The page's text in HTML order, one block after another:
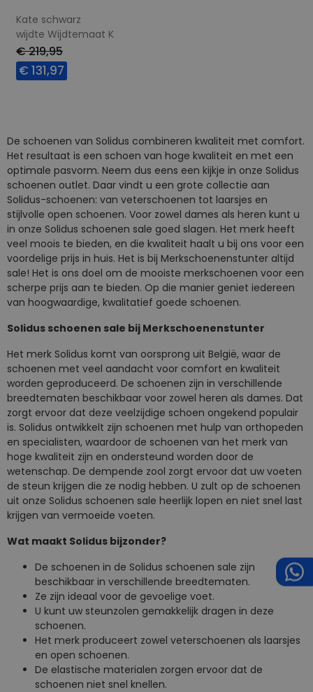
Kate schwarz
wijdte Wijdtemaat K
€ 219,95
€ 131,97
De schoenen van Solidus combineren kwaliteit met comfort.
Het resultaat is een schoen van hoge kwaliteit en met een
optimale pasvorm. Neem dus eens een kijkje in onze Solidus
schoenen outlet. Daar vindt u een grote collectie aan
Solidus-schoenen: van veterschoenen tot laarsjes en
stijlvolle open schoenen. Voor zowel dames als heren kunt u
in onze Solidus schoenen sale goed slagen. Het merk heeft
veel moois te bieden, en die kwaliteit haalt u bij ons voor een
voordelige prijs in huis. Het is bij Merkschoenenstunter altijd
sale! Het is ons doel om de mooiste merkschoenen voor een
scherpe prijs aan te bieden. Op die manier geniet iedereen
van hoogwaardige, kwalitatief goede schoenen.
Solidus schoenen sale bij Merkschoenenstunter
Het merk Solidus komt van oorsprong uit België, waar de
schoenen met veel aandacht voor comfort en kwaliteit
worden geproduceerd. De schoenen zijn in verschillende
breedtematen beschikbaar voor zowel heren als dames. Dat
zorgt ervoor dat deze veelzijdige schoen ongekend populair
is. Solidus ontwikkelt zijn schoenen met hulp van orthopeden
en specialisten, waardoor de schoenen van het merk van
hoge kwaliteit zijn en ondersteund worden door de
wetenschap. De dempende zool zorgt ervoor dat uw voeten
de steun krijgen die ze nodig hebben. U zult op de schoenen
uit onze Solidus schoenen sale heerlijk lopen en niet snel last
krijgen van vermoeide voeten.
Wat maakt Solidus bijzonder?
De schoenen in de Solidus schoenen sale zijn
beschikbaar in verschillende breedtematen.
Ze zijn ideaal voor de gevoelige voet.
U kunt uw steunzolen gemakkelijk dragen in deze
schoenen.
Het merk produceert zowel veterschoenen als laarsjes
en open schoenen.
De elastische materialen zorgen ervoor dat de
schoenen niet snel knellen.